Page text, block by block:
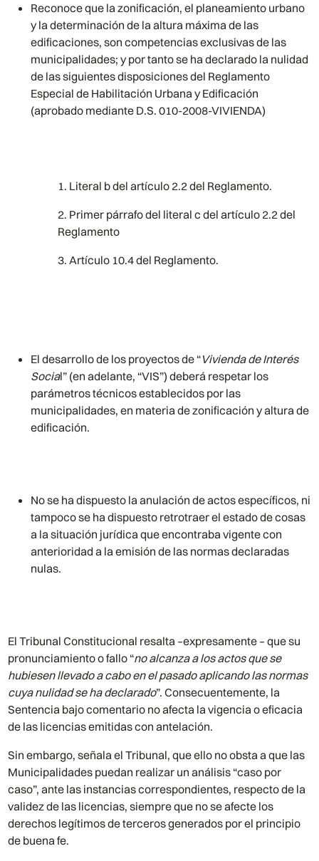
Reconoce que la zonificación, el planeamiento urbano
y la determinación de la altura máxima de las
edificaciones, son competencias exclusivas de las
municipalidades; y por tanto se ha declarado la nulidad
de las siguientes disposiciones del Reglamento
Especial de Habilitación Urbana y Edificación
(aprobado mediante D.S. 010-2008-VIVIENDA)
Literal b del artículo 2.2 del Reglamento.
Primer párrafo del literal c del artículo 2.2 del
Reglamento
Artículo 10.4 del Reglamento.
El desarrollo de los proyectos de “Vivienda de Interés
Social” (en adelante, “VIS”) deberá respetar los
parámetros técnicos establecidos por las
municipalidades, en materia de zonificación y altura de
edificación.
No se ha dispuesto la anulación de actos específicos, ni
tampoco se ha dispuesto retrotraer el estado de cosas
a la situación jurídica que encontraba vigente con
anterioridad a la emisión de las normas declaradas
nulas.
El Tribunal Constitucional resalta –expresamente – que su
pronunciamiento o fallo “no alcanza a los actos que se
hubiesen llevado a cabo en el pasado aplicando las normas
cuya nulidad se ha declarado”. Consecuentemente, la
Sentencia bajo comentario no afecta la vigencia o eficacia
de las licencias emitidas con antelación.
Sin embargo, señala el Tribunal, que ello no obsta a que las
Municipalidades puedan realizar un análisis “caso por
caso”, ante las instancias correspondientes, respecto de la
validez de las licencias, siempre que no se afecte los
derechos legítimos de terceros generados por el principio
de buena fe.